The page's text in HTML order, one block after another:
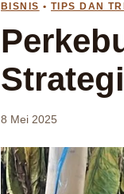
BISNIS • TIPS DAN
8 Mei 2025